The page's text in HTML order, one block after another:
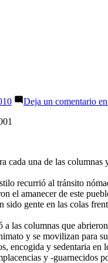
Deja un comentario
cada una de las
recurrió al tránsito
el amanecer de este
gente en las colas
las columnas que
y se movilizan para
encogida y sedentaria
y -guarnecidos